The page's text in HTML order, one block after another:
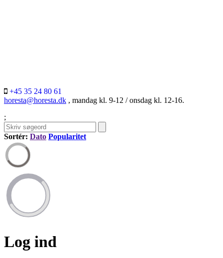
+45 35 24 80 61
horesta@horesta.dk , mandag kl. 9-12 / onsdag kl. 12-16.
;
Sortér: Dato Popularitet
Log ind